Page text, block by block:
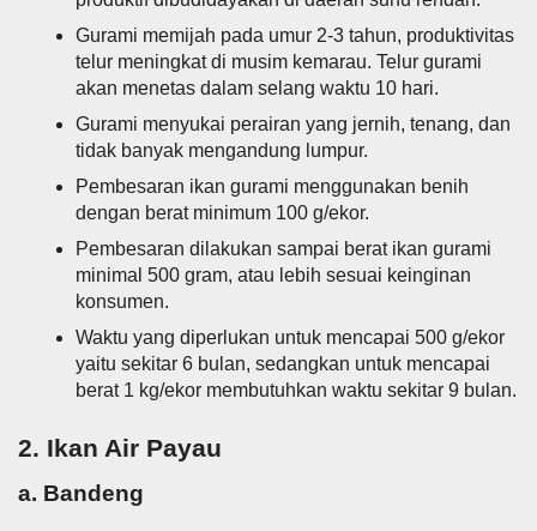
Gurami memijah pada umur 2-3 tahun, produktivitas
telur meningkat di musim kemarau. Telur gurami
akan menetas dalam selang waktu 10 hari.
Gurami menyukai perairan yang jernih, tenang, dan
tidak banyak mengandung lumpur.
Pembesaran ikan gurami menggunakan benih
dengan berat minimum 100 g/ekor.
Pembesaran dilakukan sampai berat ikan gurami
minimal 500 gram, atau lebih sesuai keinginan
konsumen.
Waktu yang diperlukan untuk mencapai 500 g/ekor
yaitu sekitar 6 bulan, sedangkan untuk mencapai
berat 1 kg/ekor membutuhkan waktu sekitar 9 bulan.
2. Ikan Air Payau
a. Bandeng